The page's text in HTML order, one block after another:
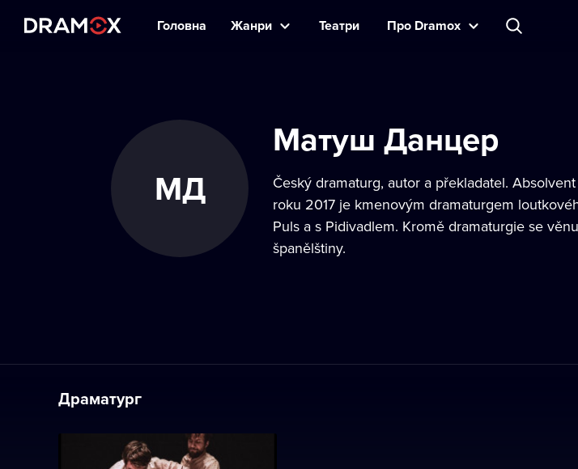
Головна Жанри Театри Прo Dramox
МД
Матуш Данцер
Český dramaturg, autor a překladatel.
roku 2017 je kmenovým dramaturgem
Puls a s Pidivadlem. Kromě dramaturgie se
španělštiny.
Драматург